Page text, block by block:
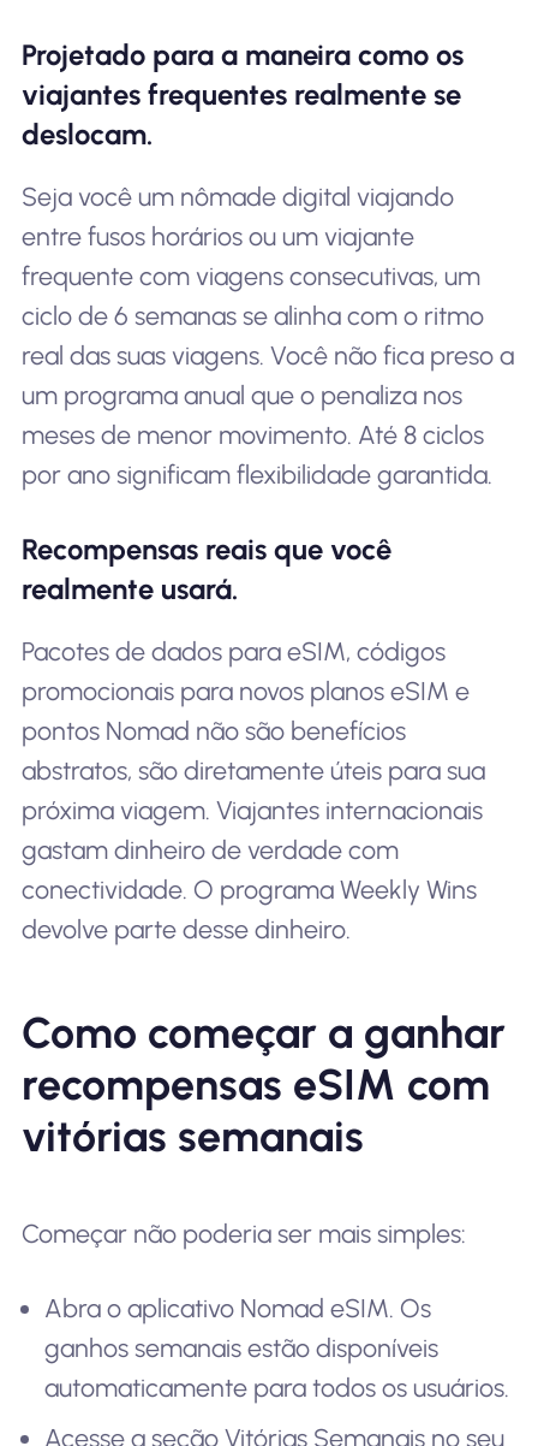
Projetado para a maneira como os
viajantes frequentes realmente se
deslocam.
Seja você um nômade digital viajando
entre fusos horários ou um viajante
frequente com viagens consecutivas, um
ciclo de 6 semanas se alinha com o ritmo
real das suas viagens. Você não fica preso a
um programa anual que o penaliza nos
meses de menor movimento. Até 8 ciclos
por ano significam flexibilidade garantida.
Recompensas reais que você
realmente usará.
Pacotes de dados para eSIM, códigos
promocionais para novos planos eSIM e
pontos Nomad não são benefícios
abstratos, são diretamente úteis para sua
próxima viagem. Viajantes internacionais
gastam dinheiro de verdade com
conectividade. O programa Weekly Wins
devolve parte desse dinheiro.
Como começar a ganhar
recompensas eSIM com
vitórias semanais
Começar não poderia ser mais simples:
Abra o aplicativo Nomad eSIM. Os
ganhos semanais estão disponíveis
automaticamente para todos os usuários.
Acesse a seção Vitórias Semanais no seu